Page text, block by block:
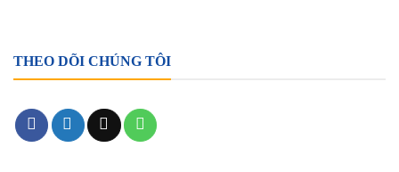
THEO DÕI CHÚNG TÔI